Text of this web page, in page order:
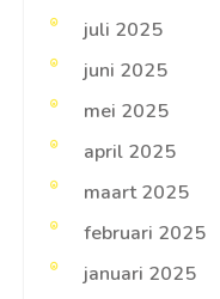
juli 2025
juni 2025
mei 2025
april 2025
maart 2025
februari 2025
januari 2025